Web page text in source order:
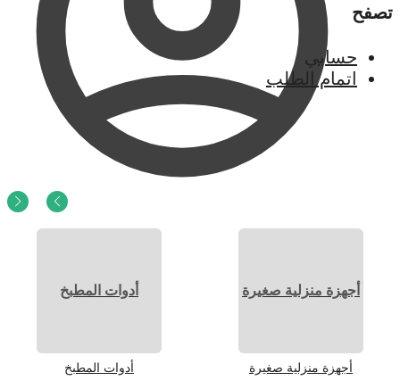
تصفح
حسابي
اتمام الطلب
أجهزة منزلية صغيرة
أجهزة منزلية صغيرة
أدوات المطبخ
أدوات المطبخ